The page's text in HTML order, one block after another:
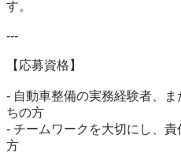
す。
---
【応募資格】
- 自動車整備の実務経験者、
ちの方
- チームワークを大切にし、
方